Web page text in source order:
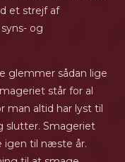
et strejf af
og
glemmer sådan lige
står for al
man altid har lyst til
slutter. Smageriet
igen til næste år.